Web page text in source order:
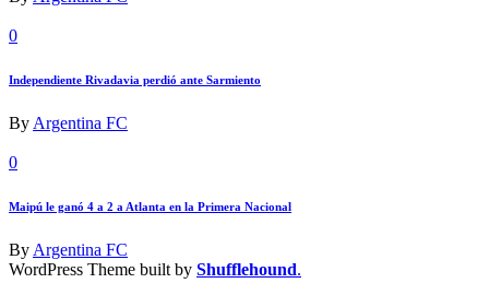
0
Independiente Rivadavia perdió ante Sarmiento
By Argentina FC
0
Maipú le ganó 4 a 2 a Atlanta en la Primera Nacional
By Argentina FC
WordPress Theme built by Shufflehound.